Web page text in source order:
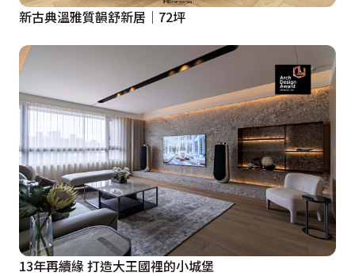
新古典溫雅質韻舒新居│72坪
13年再續緣 打造大王國裡的小城堡